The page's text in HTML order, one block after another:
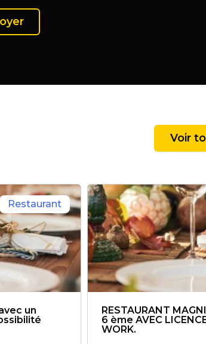
Voir
Restaurant
un
RESTAURANT
6 ème AVEC
WORK.